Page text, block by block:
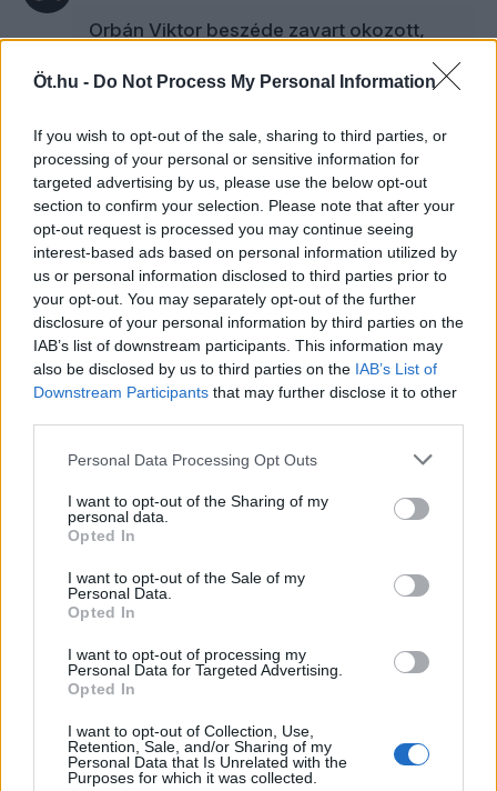
Öt.hu - Do Not Process My Personal Information
If you wish to opt-out of the sale, sharing to third parties, or
processing of your personal or sensitive information for
targeted advertising by us, please use the below opt-out
section to confirm your selection. Please note that after your
opt-out request is processed you may continue seeing
interest-based ads based on personal information utilized by
us or personal information disclosed to third parties prior to
your opt-out. You may separately opt-out of the further
disclosure of your personal information by third parties on the
IAB’s list of downstream participants. This information may
also be disclosed by us to third parties on the IAB’s List of
Downstream Participants that may further disclose it to other
Personal Data Processing Opt Outs
I want to opt-out of the Sharing of my
personal data.
Opted In
I want to opt-out of the Sale of my
Personal Data.
Opted In
I want to opt-out of processing my
Personal Data for Targeted Advertising.
Opted In
I want to opt-out of Collection, Use,
Retention, Sale, and/or Sharing of my
Personal Data that Is Unrelated with the
Purposes for which it was collected.
Orbán Viktor beszéde zavart okozott,
Hunor RMDSZ-elnök a romániai
A romániai elnökválasztás eredményéről,
Orbán Viktor tihanyi beszédéről, az
elnökválasztás győztese, Nicușor Dan
személyéről, és a lehetséges új román
kormánykoalíció felállásáról is beszélt az
RMDSZ elnöke az Öt Youtube-csatornáján a
Ring Gavra Gáborral című műsorban.
FELCSER V. ÖRS 4
Románia választott: a szakadék széléről
A 2025-ös román elnökválasztás második
fordulója nem csupán politikai esemény volt,
hanem történelmi vízválasztó. A döntés
azonban nem a román politikai elit eredménye
legfontosabb, sokáig hallgató rétegéé: a civil
közösségeké.
NAGY PÁL 2